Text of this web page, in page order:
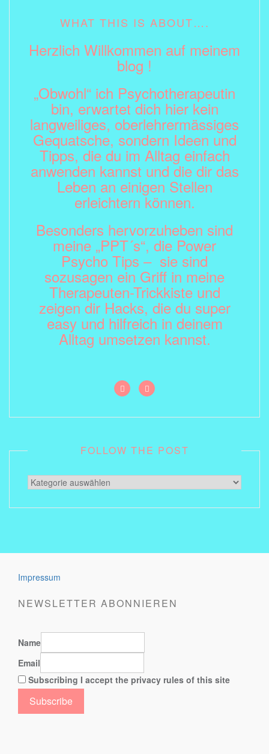
WHAT THIS IS ABOUT….
Herzlich Willkommen auf meinem
blog !
„Obwohl“ ich Psychotherapeutin
bin, erwartet dich hier kein
langweiliges, oberlehrermässiges
Gequatsche, sondern Ideen und
Tipps, die du im Alltag einfach
anwenden kannst und die dir das
Leben an einigen Stellen
erleichtern können.
Besonders hervorzuheben sind
meine „PPT´s“, die Power
Psycho Tips – sie sind
sozusagen ein Griff in meine
Therapeuten-Trickkiste und
zeigen dir Hacks, die du super
easy und hilfreich in deinem
Alltag umsetzen kannst.
FOLLOW THE POST
Follow
the
post
Impressum
NEWSLETTER ABONNIEREN
Name
Email
Subscribing I accept the privacy rules of this site